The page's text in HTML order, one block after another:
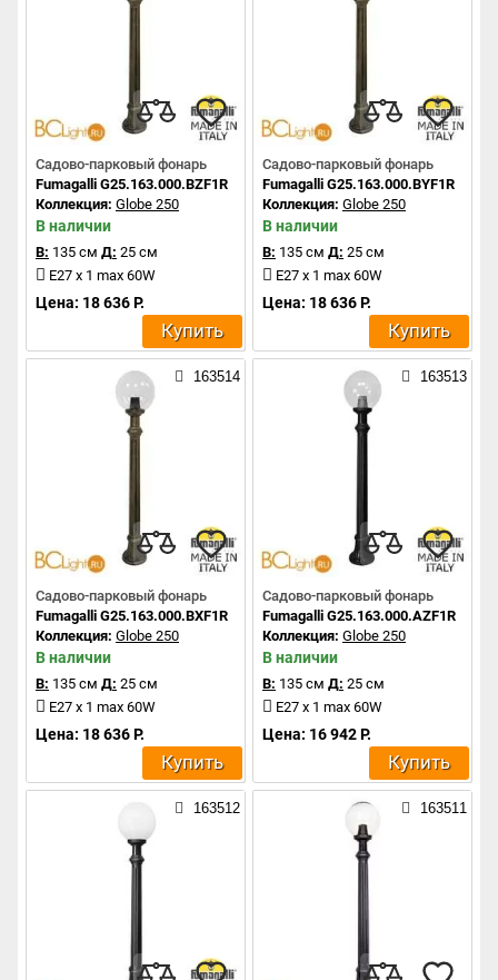
Садово-парковый фонарь
Fumagalli G25.163.000.BZF1R
Коллекция: Globe 250
В наличии
В: 135 см Д: 25 см
E27 x 1 max 60W
Цена: 18 636 Р.
Купить
Садово-парковый фонарь
Fumagalli G25.163.000.BYF1R
Коллекция: Globe 250
В наличии
В: 135 см Д: 25 см
E27 x 1 max 60W
Цена: 18 636 Р.
Купить
163514
Садово-парковый фонарь
Fumagalli G25.163.000.BXF1R
Коллекция: Globe 250
В наличии
В: 135 см Д: 25 см
E27 x 1 max 60W
Цена: 18 636 Р.
Купить
163513
Садово-парковый фонарь
Fumagalli G25.163.000.AZF1R
Коллекция: Globe 250
В наличии
В: 135 см Д: 25 см
E27 x 1 max 60W
Цена: 16 942 Р.
Купить
163512 163511